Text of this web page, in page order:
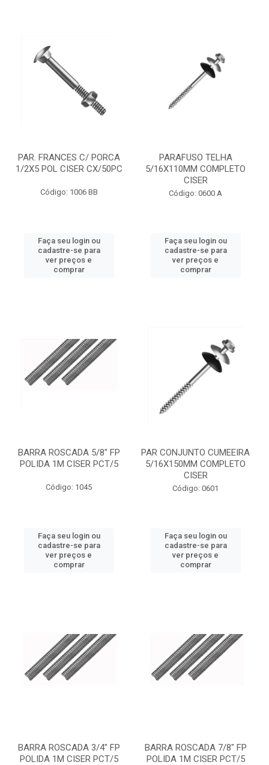
PAR. FRANCES C/ PORCA
1/2X5 POL CISER CX/50PC
Código: 1006 BB
Faça seu login ou
cadastre-se para
ver preços e
comprar
PARAFUSO TELHA
5/16X110MM COMPLETO
CISER
Código: 0600 A
Faça seu login ou
cadastre-se para
ver preços e
comprar
BARRA ROSCADA 5/8" FP
POLIDA 1M CISER PCT/5
Código: 1045
Faça seu login ou
cadastre-se para
ver preços e
comprar
PAR CONJUNTO CUMEEIRA
5/16X150MM COMPLETO
CISER
Código: 0601
Faça seu login ou
cadastre-se para
ver preços e
comprar
BARRA ROSCADA 3/4" FP
POLIDA 1M CISER PCT/5
BARRA ROSCADA 7/8" FP
POLIDA 1M CISER PCT/5